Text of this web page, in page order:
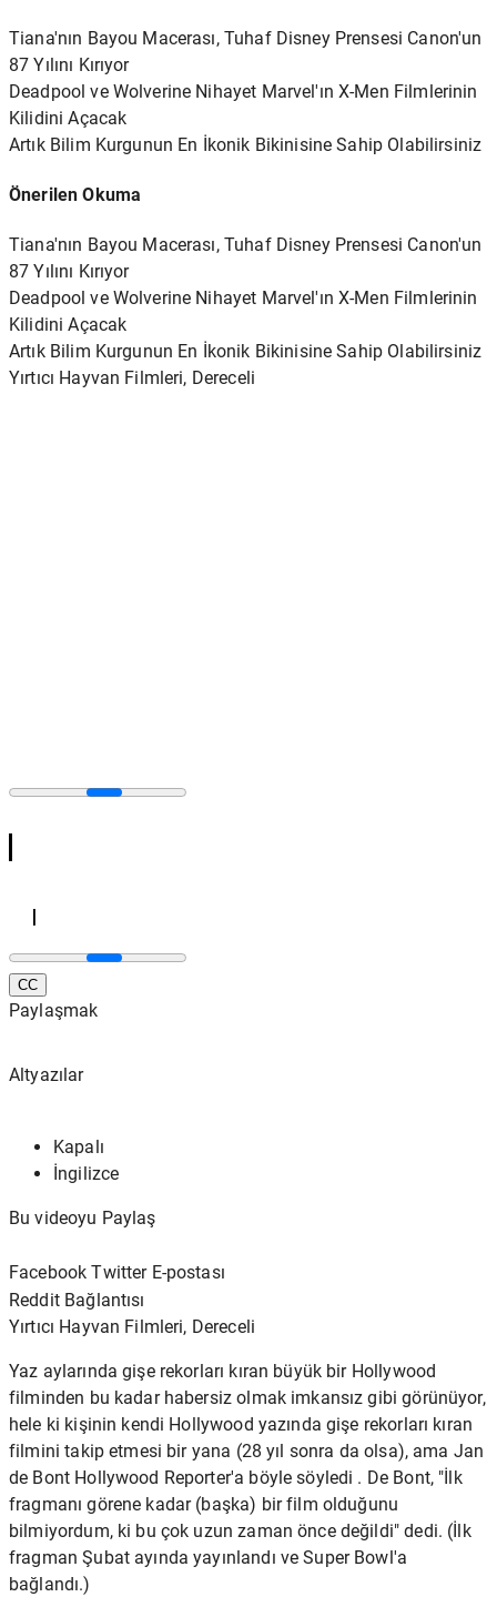
Tiana'nın Bayou Macerası, Tuhaf Disney Prensesi Canon'un
87 Yılını Kırıyor
Deadpool ve Wolverine Nihayet Marvel'ın X-Men Filmlerinin
Kilidini Açacak
Artık Bilim Kurgunun En İkonik Bikinisine Sahip Olabilirsiniz
Önerilen Okuma
Tiana'nın Bayou Macerası, Tuhaf Disney Prensesi Canon'un
87 Yılını Kırıyor
Deadpool ve Wolverine Nihayet Marvel'ın X-Men Filmlerinin
Kilidini Açacak
Artık Bilim Kurgunun En İkonik Bikinisine Sahip Olabilirsiniz
Yırtıcı Hayvan Filmleri, Dereceli
CC
Paylaşmak
Altyazılar
Kapalı
İngilizce
Bu videoyu Paylaş
Facebook Twitter E-postası
Reddit Bağlantısı
Yırtıcı Hayvan Filmleri, Dereceli
Yaz aylarında gişe rekorları kıran büyük bir Hollywood
filminden bu kadar habersiz olmak imkansız gibi görünüyor,
hele ki kişinin kendi Hollywood yazında gişe rekorları kıran
filmini takip etmesi bir yana (28 yıl sonra da olsa), ama Jan
de Bont Hollywood Reporter'a böyle söyledi . De Bont, "İlk
fragmanı görene kadar (başka) bir film olduğunu
bilmiyordum, ki bu çok uzun zaman önce değildi" dedi. (İlk
fragmanŞubat ayında yayınlandı ve Super Bowl'a
bağlandı.)